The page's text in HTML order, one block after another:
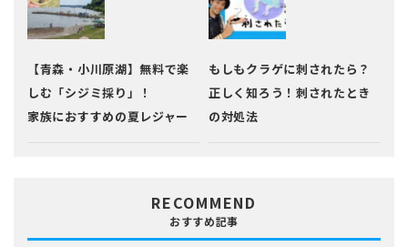
【青森・小川原湖】無料で楽
しむ「シジミ採り」！
家族におすすめの夏レジャー
もしもクラゲに刺されたら？
正しく知ろう！刺されたとき
の対処法
RECOMMEND
おすすめ記事